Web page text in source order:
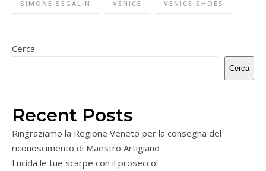
SIMONE SEGALIN VENICE VENICE SHOES
Cerca
Cerca
Recent Posts
Ringraziamo la Regione Veneto per la consegna del
riconoscimento di Maestro Artigiano
Lucida le tue scarpe con il prosecco!